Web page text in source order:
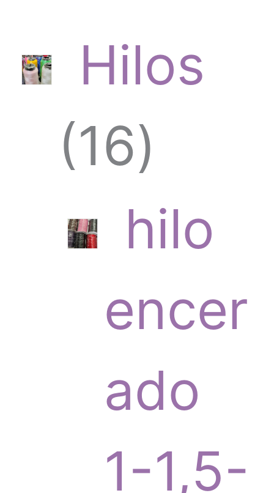
Hilos
161
6
p
r
o
hilo
encer
ado
1-1,5-